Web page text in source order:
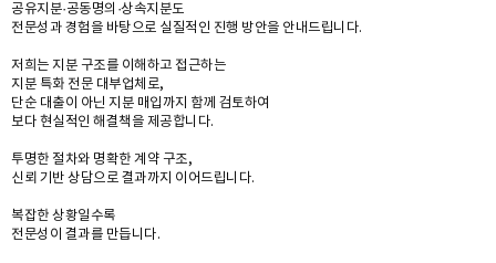
공유지분·공동명의·상속지분도
전문성과 경험을 바탕으로 실질적인 진행 방안을 안내드립니다.
저희는 지분 구조를 이해하고 접근하는
지분 특화 전문 대부업체로,
단순 대출이 아닌 지분 매입까지 함께 검토하여
보다 현실적인 해결책을 제공합니다.
투명한 절차와 명확한 계약 구조,
신뢰 기반 상담으로 결과까지 이어드립니다.
복잡한 상황일수록
전문성이 결과를 만듭니다.